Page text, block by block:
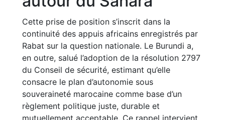
Cette prise de position s’inscrit dans la
continuité des appuis africains enregistrés par
Rabat sur la question nationale. Le Burundi a,
en outre, salué l’adoption de la résolution 2797
du Conseil de sécurité, estimant qu’elle
consacre le plan d’autonomie sous
souveraineté marocaine comme base d’un
règlement politique juste, durable et
mutuellement acceptable. Ce rappel intervient